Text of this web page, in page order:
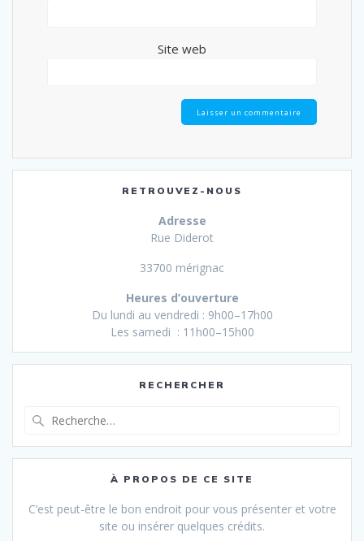
Site web
RETROUVEZ-NOUS
Adresse
Rue Diderot
33700 mérignac
Heures d’ouverture
Du lundi au vendredi : 9h00–17h00
Les samedi : 11h00–15h00
RECHERCHER
:
À PROPOS DE CE SITE
C’est peut-être le bon endroit pour vous présenter et votre
site ou insérer quelques crédits.